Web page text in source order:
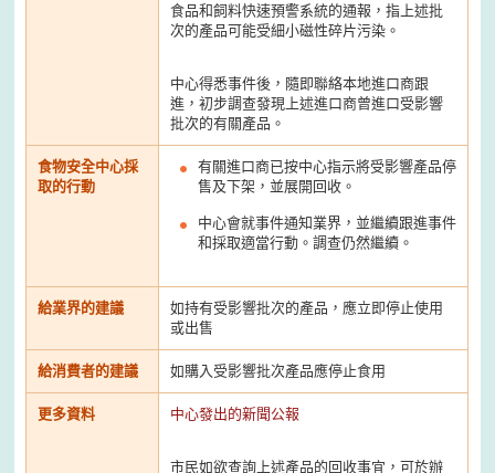
食品和飼料快速預警系統的通報，指上述批
次的產品可能受細小磁性碎片污染。
中心得悉事件後，隨即聯絡本地進口商跟
進，初步調查發現上述進口商曾進口受影響
批次的有關產品。
食物安全中心採
取的行動
有關進口商已按中心指示將受影響產品停
售及下架，並展開回收。
中心會就事件通知業界，並繼續跟進事件
和採取適當行動。調查仍然繼續。
給業界的建議
如持有受影響批次的產品，應立即停止使用
或出售
給消費者的建議 如購入受影響批次產品應停止食用
更多資料 中心發出的新聞公報
市民如欲查詢上述產品的回收事宜，可於辦